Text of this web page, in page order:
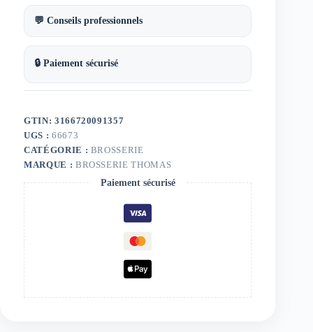
💬 Conseils professionnels
🔒 Paiement sécurisé
GTIN: 3166720091357
UGS : 66673
CATÉGORIE : BROSSERIE
MARQUE : BROSSERIE THOMAS
Paiement sécurisé